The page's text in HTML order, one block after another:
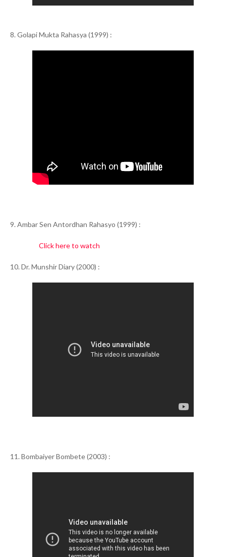
8. Golapi Mukta Rahasya (1999) :
9. Ambar Sen Antordhan Rahasyo (1999) :
Click here to watch
10. Dr. Munshir Diary (2000) :
11. Bombaiyer Bombete (2003) :